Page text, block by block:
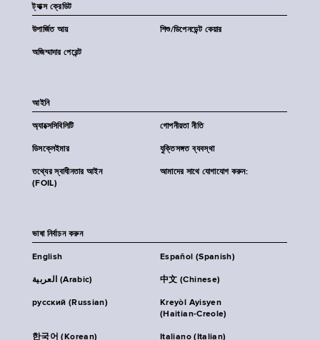
ট্যাক্স ক্রেডিট
উপার্জিত আয় শিশু/ডিপেনডেন্ট কেয়ার
অজিম্মাদার পেরেন্ট
আইনি
অ্যাক্সেসিবিলিটি গোপনীয়তা নীতি
ডিসক্লেইমার যুক্তিসঙ্গত ব্যবস্থা
তথ্যের স্বাধীনতার আইন
(FOIL)
আমাদের সাথে যোগাযোগ করুন:
ভাষা নির্বাচন করুন
English Español (Spanish)
العربية (Arabic) 中文 (Chinese)
русский (Russian)
Kreyòl Ayisyen
(Haitian-Creole)
한국어 (Korean) Italiano (Italian)